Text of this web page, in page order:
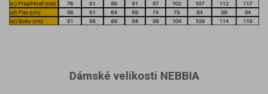
Dámské velikosti NEBBIA